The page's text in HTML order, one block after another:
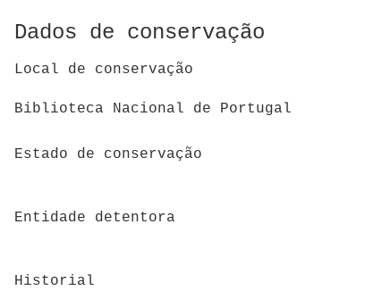
Dados de conservação
Local de conservação
Biblioteca Nacional de Portugal
Estado de conservação
Entidade detentora
Historial